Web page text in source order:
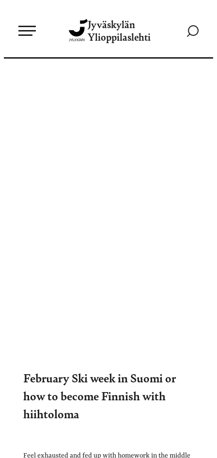
sisältöön
Jyväskylän
Ylioppilaslehti
Siirry
February Ski week in Suomi or
how to become Finnish with
hiihtoloma
Feel exhausted and fed up with homework in the middle